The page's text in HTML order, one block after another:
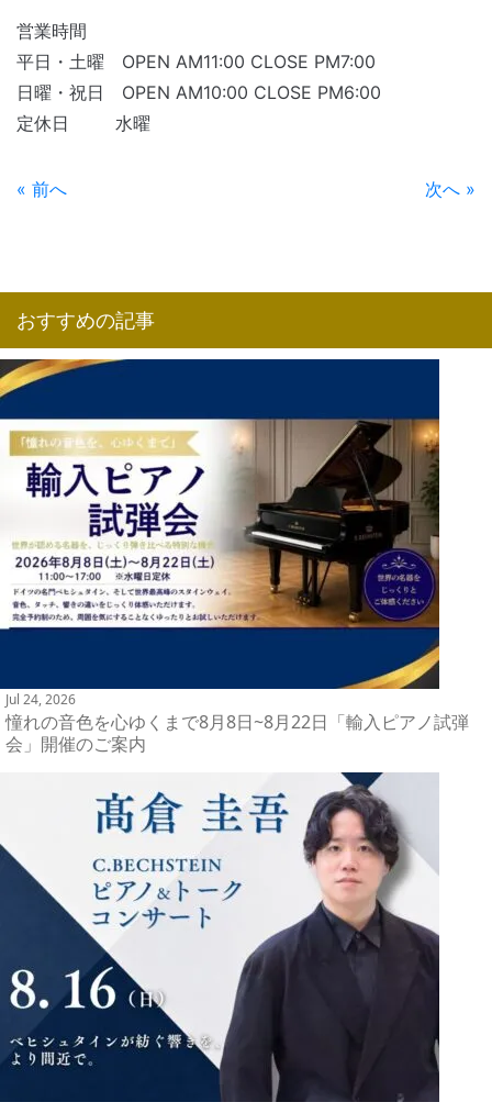
営業時間
平日・土曜 OPEN AM11:00 CLOSE PM7:00
日曜・祝日 OPEN AM10:00 CLOSE PM6:00
定休日 水曜
« 前へ 次へ »
おすすめの記事
Jul 24, 2026
憧れの音色を心ゆくまで8月8日~8月22日「輸入ピアノ試弾
会」開催のご案内